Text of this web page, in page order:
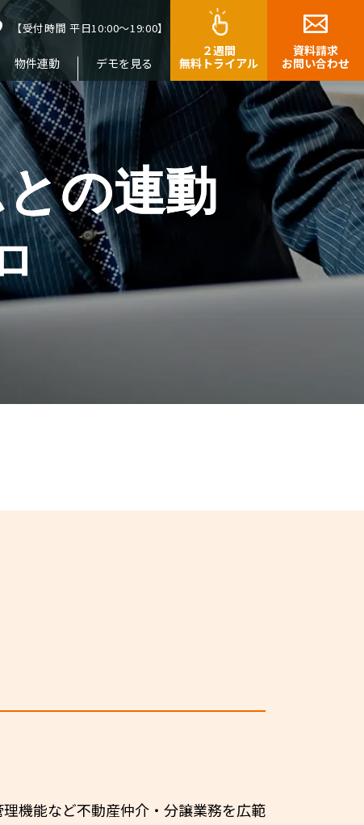
物件連動 デモを見る
２週間
無料トライアル
資料請求
お問い合わせ
【受付時間 平日10:00～19:00】
の連動
機能など不動産仲介・分譲業務を広範